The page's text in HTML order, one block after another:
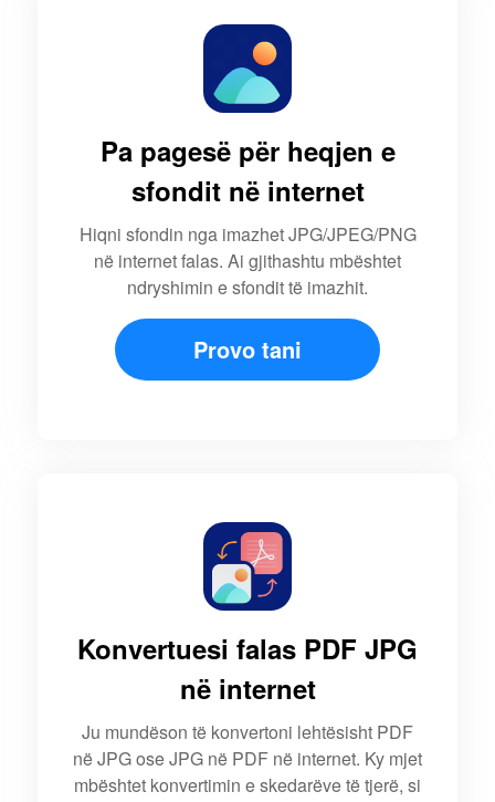
Pa pagesë për heqjen e
sfondit në internet
Hiqni sfondin nga imazhet JPG/JPEG/PNG
në internet falas. Ai gjithashtu mbështet
ndryshimin e sfondit të imazhit.
Provo tani
Konvertuesi falas PDF JPG
në internet
Ju mundëson të konvertoni lehtësisht PDF
në JPG ose JPG në PDF në internet. Ky mjet
mbështet konvertimin e skedarëve të tjerë, si